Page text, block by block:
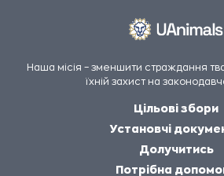
Наша місія – зменшити страждання
їхній захист на
Цільові збори
Установчі
Долучитись
Потрібна